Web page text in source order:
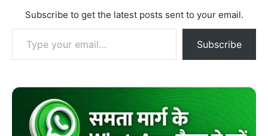
Subscribe to get the latest posts sent to your email.
Type your email…
Subscribe